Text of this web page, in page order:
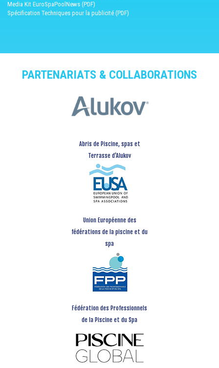
Media Kit EuroSpaPoolNews (PDF)
Spécification Techniques pour la publicité (PDF)
PARTENARIATS & COLLABORATIONS
Abris de Piscine, spas et
Terrasse d’Alukov
Union Européenne des
fédérations de la piscine et du
spa
Fédération des Professionnels
de la Piscine et du Spa